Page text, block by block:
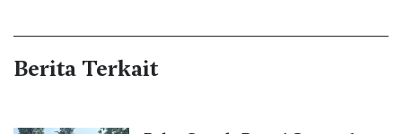
Berita Terkait